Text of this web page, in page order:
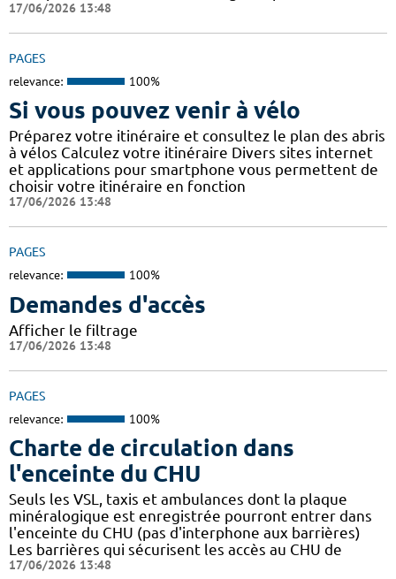
17/06/2026 13:48
PAGES
relevance: 100%
Si vous pouvez venir à vélo
Préparez votre itinéraire et consultez le plan des abris
à vélos Calculez votre itinéraire Divers sites internet
et applications pour smartphone vous permettent de
choisir votre itinéraire en fonction
17/06/2026 13:48
PAGES
relevance: 100%
Demandes d'accès
Afficher le filtrage
17/06/2026 13:48
PAGES
relevance: 100%
Charte de circulation dans
l'enceinte du CHU
Seuls les VSL, taxis et ambulances dont la plaque
minéralogique est enregistrée pourront entrer dans
l'enceinte du CHU (pas d'interphone aux barrières)
Les barrières qui sécurisent les accès au CHU de
17/06/2026 13:48